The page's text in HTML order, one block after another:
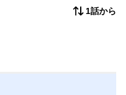
1話から